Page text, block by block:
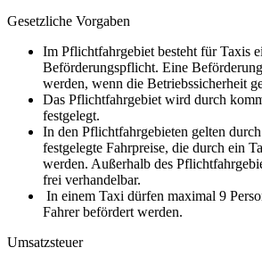
Gesetzliche Vorgaben
Im Pflichtfahrgebiet besteht für Taxis
Beförderungspflicht. Eine
werden, wenn die Betriebssicherheit
Das Pflichtfahrgebiet wird durch
festgelegt.
In den Pflichtfahrgebieten gelten
festgelegte Fahrpreise, die durch ein
werden. Außerhalb des
frei verhandelbar.
In einem Taxi dürfen maximal 9
Fahrer befördert werden.
Umsatzsteuer